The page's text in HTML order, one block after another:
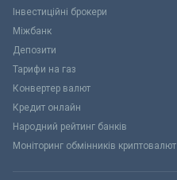
Інвестиційні брокери
Міжбанк
Депозити
Тарифи на газ
Конвертер валют
Кредит онлайн
Народний рейтинг банків
Моніторинг обмінників криптовалют